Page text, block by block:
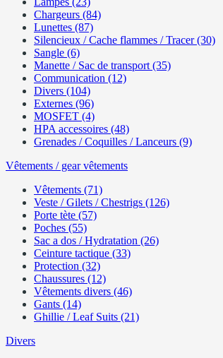
Chargeurs (84)
Lunettes (87)
Silencieux / Cache flammes / Tracer (30)
Sangle (6)
Manette / Sac de transport (35)
Communication (12)
Divers (104)
Externes (96)
MOSFET (4)
HPA accessoires (48)
Grenades / Coquilles / Lanceurs (9)
Vêtements / gear vêtements
Vêtements (71)
Veste / Gilets / Chestrigs (126)
Porte tète (57)
Poches (55)
Sac a dos / Hydratation (26)
Ceinture tactique (33)
Protection (32)
Chaussures (12)
Vêtements divers (46)
Gants (14)
Ghillie / Leaf Suits (21)
Divers